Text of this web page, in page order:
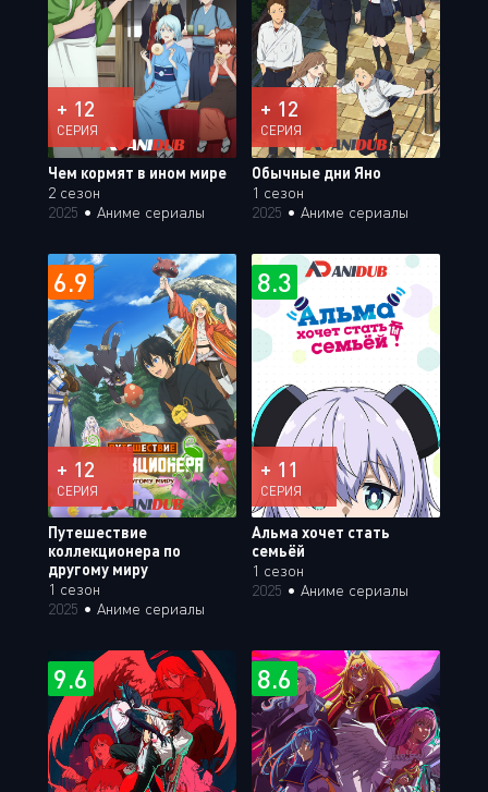
+ 12
СЕРИЯ
Чем кормят в ином мире
2 сезон
2025 • Аниме сериалы
+ 12
СЕРИЯ
Обычные дни Яно
1 сезон
2025 • Аниме сериалы
6.9
+ 12
СЕРИЯ
Путешествие
коллекционера по
другому миру
1 сезон
2025 • Аниме сериалы
8.3
+ 11
СЕРИЯ
Альма хочет стать
семьёй
1 сезон
2025 • Аниме сериалы
9.6 8.6